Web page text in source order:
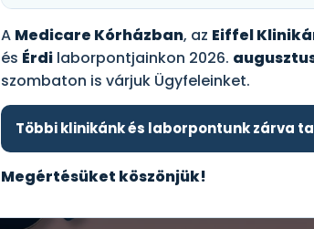
A Medicare Kórházban, az Eiffel
és Érdi laborpontjainkon 2026.
szombaton is várjuk Ügyfeleinket.
Többi klinikánk és laborpontunk zárva
Megértésüket köszönjük!